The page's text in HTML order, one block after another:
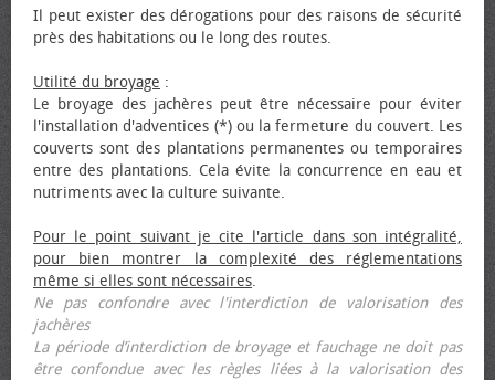
Il peut exister des dérogations pour des raisons de sécurité
près des habitations ou le long des routes.
Utilité du broyage :
Le broyage des jachères peut être nécessaire pour éviter
l'installation d'adventices (*) ou la fermeture du couvert. Les
couverts sont des plantations permanentes ou temporaires
entre des plantations. Cela évite la concurrence en eau et
nutriments avec la culture suivante.
Pour le point suivant je cite l'article dans son intégralité,
pour bien montrer la complexité des réglementations
même si elles sont nécessaires.
Ne pas confondre avec l'interdiction de valorisation des
jachères
La période d’interdiction de broyage et fauchage ne doit pas
être confondue avec les règles liées à la valorisation des